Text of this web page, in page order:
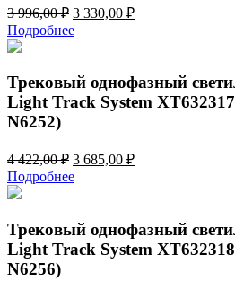
3 996,00₽ Первоначальная
цена
составляла
996,00 ₽.
3 330,00 ₽Текущая
Подробнее
Трековый однофазный
Light Track System
N6252)
4 422,00₽ Первоначальная
цена
составляла
422,00 ₽.
3 685,00 ₽Текущая
Подробнее
Трековый однофазный
Light Track System
N6256)